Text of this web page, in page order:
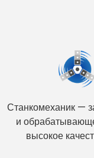
Станкомеханик —
и
высокое